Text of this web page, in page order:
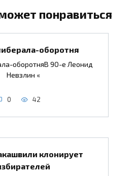
понравиться
оборотня
оборотняВ 90-е Леонид
Невзлин «
0 42
клонирует